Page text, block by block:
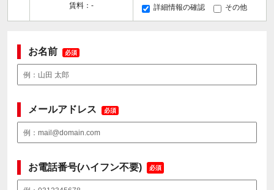
賃料：-
詳細情報の確認 その他
お名前 必須
メールアドレス 必須
お電話番号(ハイフン不要) 必須